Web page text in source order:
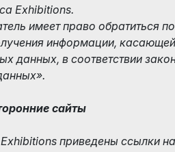
Exhibitions.
имеет право обратиться
информации,
данных, в соответствии
сайты
приведены ссылки